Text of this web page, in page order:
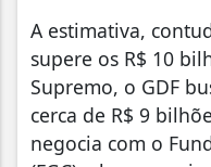
A estimativa,
supere os R$ 10
Supremo, o GDF
cerca de R$ 9
negocia com o